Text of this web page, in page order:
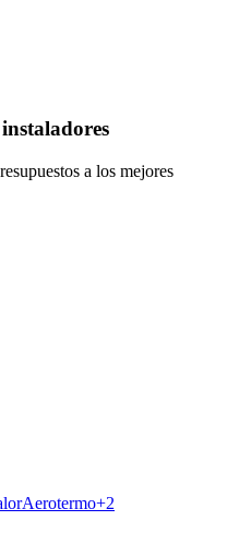
a los mejores
Aerotermo+2